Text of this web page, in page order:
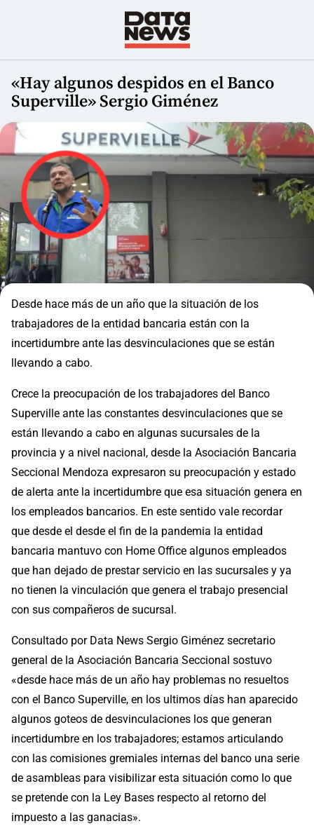
«Hay algunos despidos en el Banco
Superville» Sergio Giménez
Desde hace más de un año que la situación de los
trabajadores de la entidad bancaria están con la
incertidumbre ante las desvinculaciones que se están
llevando a cabo.
Crece la preocupación de los trabajadores del Banco
Superville ante las constantes desvinculaciones que se
están llevando a cabo en algunas sucursales de la
provincia y a nivel nacional, desde la Asociación Bancaria
Seccional Mendoza expresaron su preocupación y estado
de alerta ante la incertidumbre que esa situación genera en
los empleados bancarios. En este sentido vale recordar
que desde el desde el fin de la pandemia la entidad
bancaria mantuvo con Home Office algunos empleados
que han dejado de prestar servicio en las sucursales y ya
no tienen la vinculación que genera el trabajo presencial
con sus compañeros de sucursal.
Consultado por Data News Sergio Giménez secretario
general de la Asociación Bancaria Seccional sostuvo
«desde hace más de un año hay problemas no resueltos
con el Banco Superville, en los ultimos días han aparecido
algunos goteos de desvinculaciones los que generan
incertidumbre en los trabajadores; estamos articulando
con las comisiones gremiales internas del banco una serie
de asambleas para visibilizar esta situación como lo que
se pretende con la Ley Bases respecto al retorno del
impuesto a las ganacias».